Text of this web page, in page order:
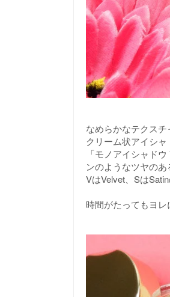
なめらかなテクス
クリーム状アイシャ
「モノアイシャド
ンのようなツヤのあ
VはVelvet、Sは
時間がたってもヨレ